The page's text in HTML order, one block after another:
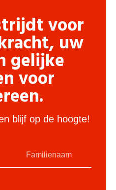
voor
uw
gelijke
voor
blijf op de hoogte!